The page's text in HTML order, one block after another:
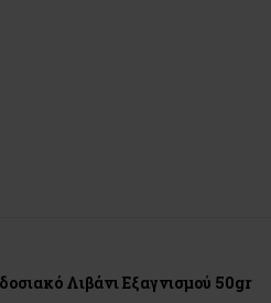
Λιβάνι Εξαγνισμού 50gr